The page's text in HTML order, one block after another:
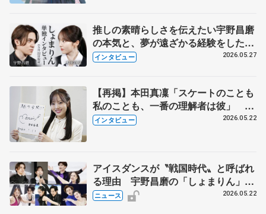
推しの素晴らしさを伝えたい宇野昌磨
の本気と、夢が遠ざかる経験をした本
田真凜の覚悟
インタビュー 2026.05.27
【再掲】本田真凜「スケートのことも
私のことも、一番の理解者は彼」 引
退時の単独インタビューで語った競技
インタビュー 2026.05.22
アイスダンスが〝戦国時代〟と呼ばれ
る理由 宇野昌磨の「しょまりん」ら
実力者が相次いで参戦 国内の競争激
ニュース 2026.05.22